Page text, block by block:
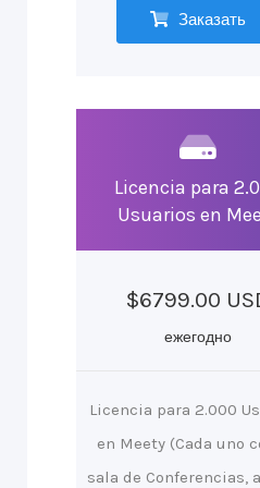
Заказать
Licencia para
Usuarios en
$6799.00
ежегодно
Licencia para 2.000
en Meety (Cada uno
sala de Conferencias,